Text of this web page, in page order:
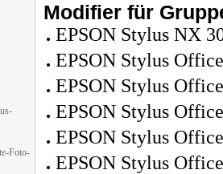
Foto-
Modifier für
EPSON Stylus NX
EPSON Stylus
EPSON Stylus
EPSON Stylus
EPSON Stylus
EPSON Stylus